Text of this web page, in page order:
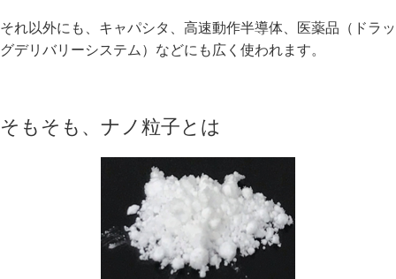
それ以外にも、キャパシタ、高速動作半導体、医薬品（ドラッ
グデリバリーシステム）などにも広く使われます。
そもそも、ナノ粒子とは